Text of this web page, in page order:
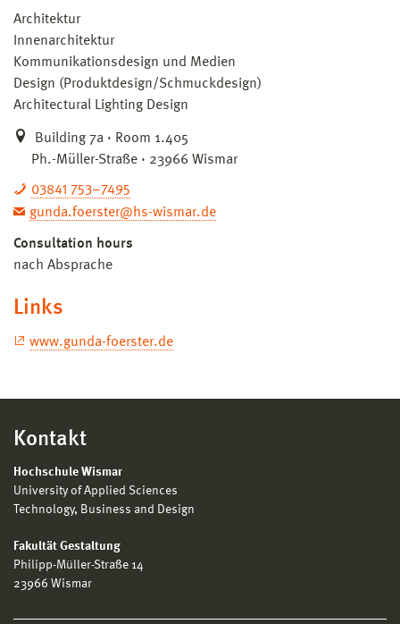
Architektur
Innenarchitektur
Kommunikationsdesign und Medien
Design (Produktdesign/Schmuckdesign)
Architectural Lighting Design
Building 7a · Room 1.405
Ph.-Müller-Straße · 23966 Wismar
03841 753–7495
gunda.foerster@hs-wismar.de
Consultation hours
nach Absprache
Links
www.gunda-foerster.de
Kontakt
Hochschule Wismar
University of Applied Sciences
Technology, Business and Design
Fakultät Gestaltung
Philipp-Müller-Straße 14
23966 Wismar